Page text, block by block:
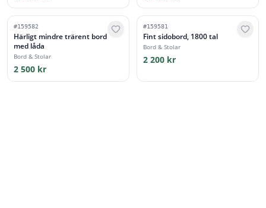
#159582
Härligt mindre trärent bord
med låda
Bord & Stolar
2 500 kr
#159581
Fint sidobord, 1800 tal
Bord & Stolar
2 200 kr